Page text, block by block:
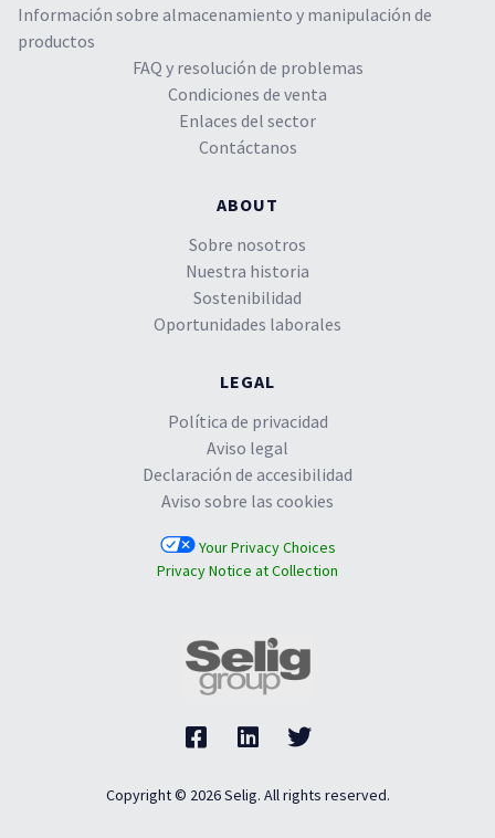
Información sobre almacenamiento y manipulación de
productos
FAQ y resolución de problemas
Condiciones de venta
Enlaces del sector
Contáctanos
ABOUT
Sobre nosotros
Nuestra historia
Sostenibilidad
Oportunidades laborales
LEGAL
Política de privacidad
Aviso legal
Declaración de accesibilidad
Aviso sobre las cookies
Your Privacy Choices
Privacy Notice at Collection
Copyright © 2026 Selig. All rights reserved.